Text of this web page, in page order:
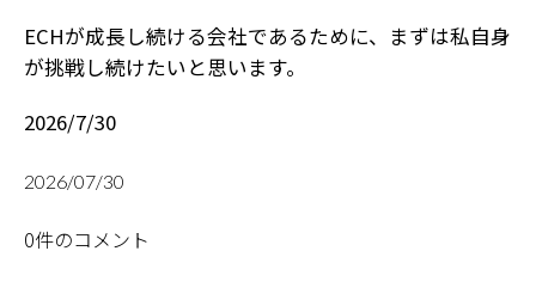
ECHが成長し続ける会社であるために、まずは私自身
が挑戦し続けたいと思います。
2026/7/30
2026/07/30
0件のコメント